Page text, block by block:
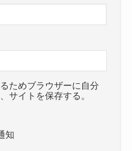
ためブラウザーに自分
サイトを保存する。
知